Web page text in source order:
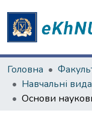
Головна